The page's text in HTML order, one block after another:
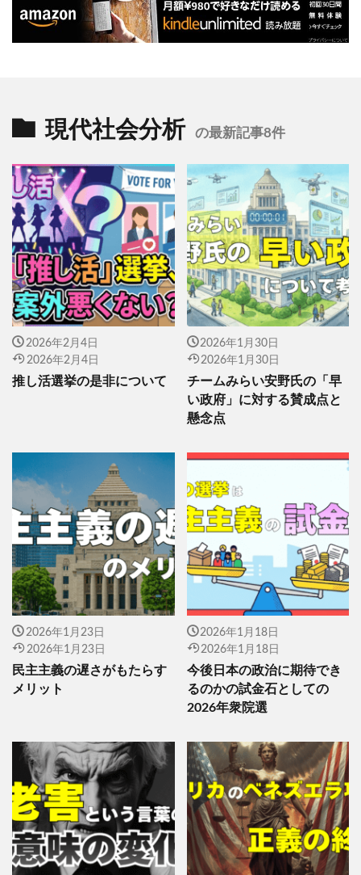
現代社会分析 の最新記事8件
2026年2月4日
2026年2月4日
推し活選挙の是非について
2026年1月30日
2026年1月30日
チームみらい安野氏の「早
い政府」に対する賛成点と
懸念点
2026年1月23日
2026年1月23日
民主主義の遅さがもたらす
メリット
2026年1月18日
2026年1月18日
今後日本の政治に期待でき
るのかの試金石としての
2026年衆院選